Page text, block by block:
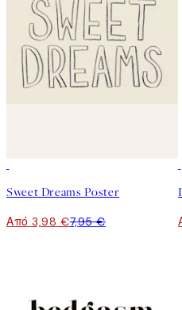
Sweet Dreams Poster
Από 3,98 €7,95 €